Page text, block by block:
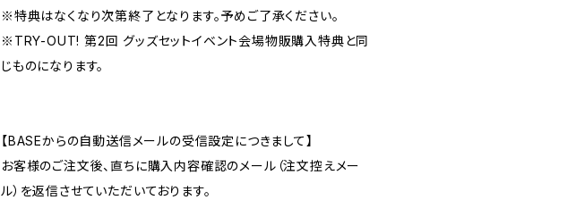
※特典はなくなり次第終了となります。予めご了承ください。
※TRY-OUT! 第2回 グッズセットイベント会場物販購入特典と同
じものになります。
【BASEからの自動送信メールの受信設定につきまして】
お客様のご注文後、直ちに購入内容確認のメール（注文控えメー
ル）を返信させていただいております。